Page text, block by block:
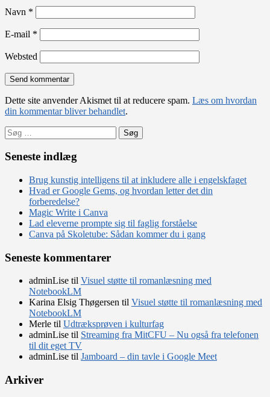
Navn *
E-mail *
Websted
Dette site anvender Akismet til at reducere spam. Læs om hvordan
din kommentar bliver behandlet.
Søg
efter:
Seneste indlæg
Brug kunstig intelligens til at inkludere alle i engelskfaget
Hvad er Google Gems, og hvordan letter det din
forberedelse?
Magic Write i Canva
Lad eleverne prompte sig til faglig forståelse
Canva på Skoletube: Sådan kommer du i gang
Seneste kommentarer
adminLise til Visuel støtte til romanlæsning med
NotebookLM
Karina Elsig Thøgersen til Visuel støtte til romanlæsning med
NotebookLM
Merle til Udtræksprøven i kulturfag
adminLise til Streaming fra MitCFU – Nu også fra telefonen
til dit eget TV
adminLise til Jamboard – din tavle i Google Meet
Arkiver